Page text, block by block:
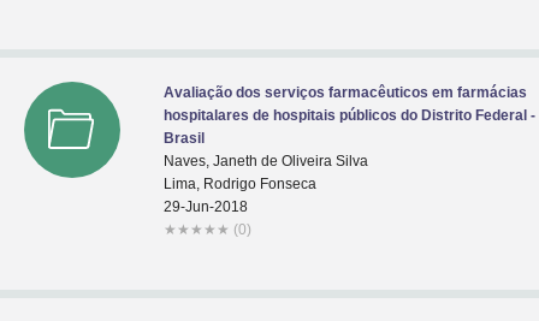
Avaliação dos serviços farmacêuticos em farmácias
hospitalares de hospitais públicos do Distrito Federal -
Brasil
Naves, Janeth de Oliveira Silva
Lima, Rodrigo Fonseca
29-Jun-2018
★ ★ ★ ★ ★ (0)